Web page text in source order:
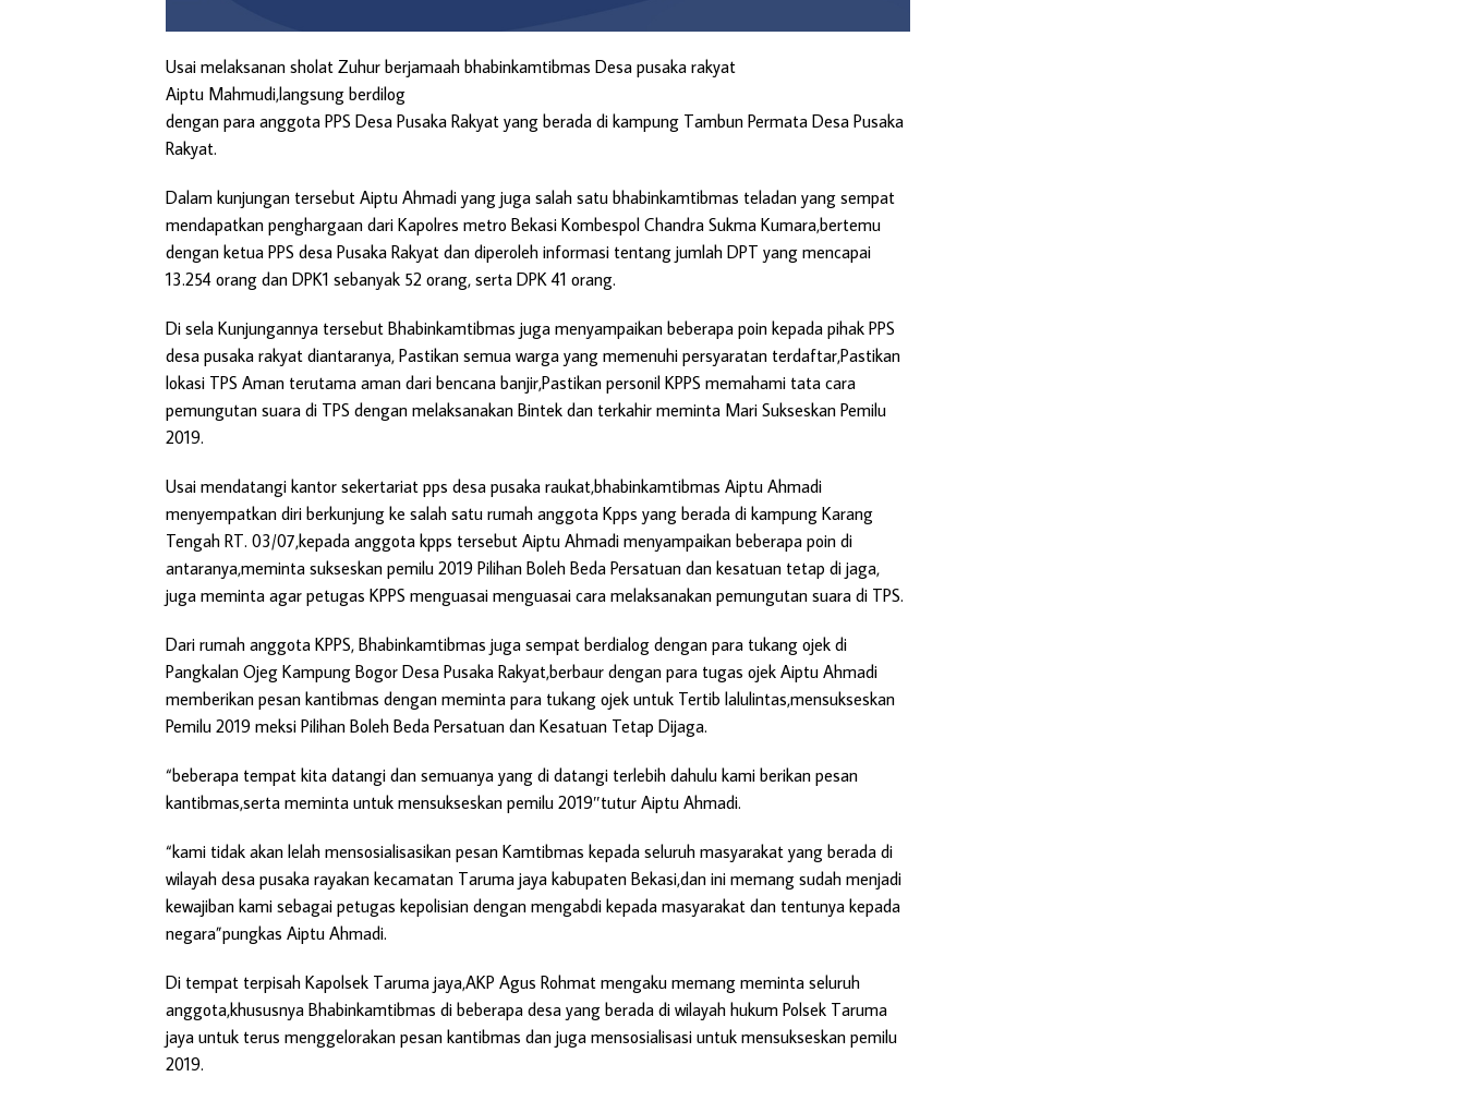
Usai melaksanan sholat Zuhur berjamaah bhabinkamtibmas Desa pusaka rakyat
Aiptu Mahmudi,langsung berdilog
dengan para anggota PPS Desa Pusaka Rakyat yang berada di kampung Tambun Permata Desa Pusaka
Rakyat.
Dalam kunjungan tersebut Aiptu Ahmadi yang juga salah satu bhabinkamtibmas teladan yang sempat
mendapatkan penghargaan dari Kapolres metro Bekasi Kombespol Chandra Sukma Kumara,bertemu
dengan ketua PPS desa Pusaka Rakyat dan diperoleh informasi tentang jumlah DPT yang mencapai
13.254 orang dan DPK1 sebanyak 52 orang, serta DPK 41 orang.
Di sela Kunjungannya tersebut Bhabinkamtibmas juga menyampaikan beberapa poin kepada pihak PPS
desa pusaka rakyat diantaranya, Pastikan semua warga yang memenuhi persyaratan terdaftar,Pastikan
lokasi TPS Aman terutama aman dari bencana banjir,Pastikan personil KPPS memahami tata cara
pemungutan suara di TPS dengan melaksanakan Bintek dan terkahir meminta Mari Sukseskan Pemilu
2019.
Usai mendatangi kantor sekertariat pps desa pusaka raukat,bhabinkamtibmas Aiptu Ahmadi
menyempatkan diri berkunjung ke salah satu rumah anggota Kpps yang berada di kampung Karang
Tengah RT. 03/07,kepada anggota kpps tersebut Aiptu Ahmadi menyampaikan beberapa poin di
antaranya,meminta sukseskan pemilu 2019 Pilihan Boleh Beda Persatuan dan kesatuan tetap di jaga,
juga meminta agar petugas KPPS menguasai menguasai cara melaksanakan pemungutan suara di TPS.
Dari rumah anggota KPPS, Bhabinkamtibmas juga sempat berdialog dengan para tukang ojek di
Pangkalan Ojeg Kampung Bogor Desa Pusaka Rakyat,berbaur dengan para tugas ojek Aiptu Ahmadi
memberikan pesan kantibmas dengan meminta para tukang ojek untuk Tertib lalulintas,mensukseskan
Pemilu 2019 meksi Pilihan Boleh Beda Persatuan dan Kesatuan Tetap Dijaga.
“beberapa tempat kita datangi dan semuanya yang di datangi terlebih dahulu kami berikan pesan
kantibmas,serta meminta untuk mensukseskan pemilu 2019″tutur Aiptu Ahmadi.
“kami tidak akan lelah mensosialisasikan pesan Kamtibmas kepada seluruh masyarakat yang berada di
wilayah desa pusaka rayakan kecamatan Taruma jaya kabupaten Bekasi,dan ini memang sudah menjadi
kewajiban kami sebagai petugas kepolisian dengan mengabdi kepada masyarakat dan tentunya kepada
negara”pungkas Aiptu Ahmadi.
Di tempat terpisah Kapolsek Taruma jaya,AKP Agus Rohmat mengaku memang meminta seluruh
anggota,khususnya Bhabinkamtibmas di beberapa desa yang berada di wilayah hukum Polsek Taruma
jaya untuk terus menggelorakan pesan kantibmas dan juga mensosialisasi untuk mensukseskan pemilu
2019.